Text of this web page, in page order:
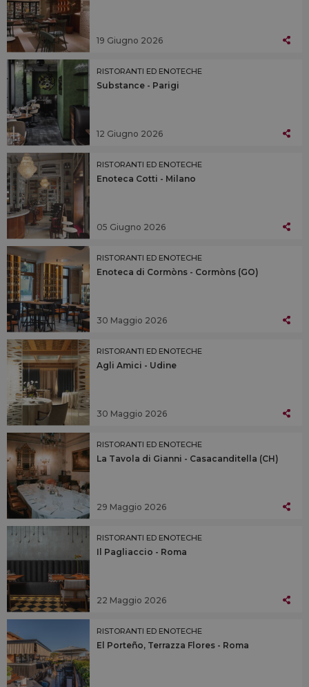
19 Giugno 2026
RISTORANTI ED ENOTECHE
Substance - Parigi
12 Giugno 2026
RISTORANTI ED ENOTECHE
Enoteca Cotti - Milano
05 Giugno 2026
RISTORANTI ED ENOTECHE
Enoteca di Cormòns - Cormòns (GO)
30 Maggio 2026
RISTORANTI ED ENOTECHE
Agli Amici - Udine
30 Maggio 2026
RISTORANTI ED ENOTECHE
La Tavola di Gianni - Casacanditella (CH)
29 Maggio 2026
RISTORANTI ED ENOTECHE
Il Pagliaccio - Roma
22 Maggio 2026
RISTORANTI ED ENOTECHE
El Porteño, Terrazza Flores - Roma